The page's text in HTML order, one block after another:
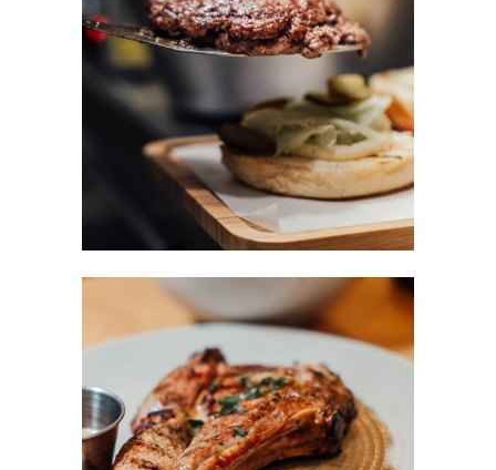
Burger 1
CAKE
/
RESTAURANT
Viande 1
RESTAURANT